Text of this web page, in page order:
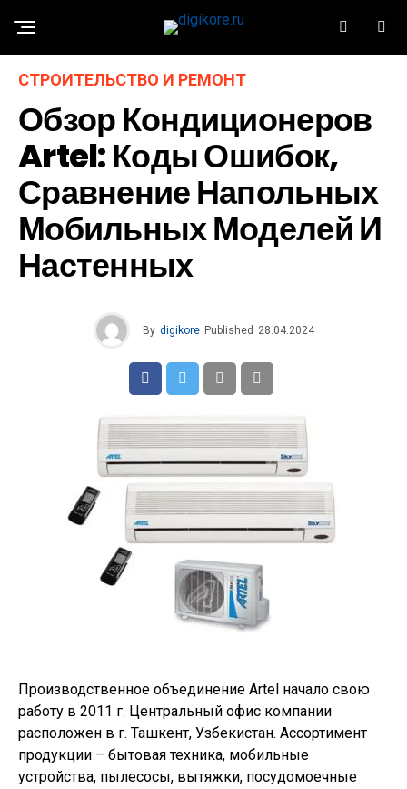
СТРОИТЕЛЬСТВО И РЕМОНТ
Обзор Кондиционеров
Artel: Коды Ошибок,
Сравнение Напольных
Мобильных Моделей И
Настенных
By digikore Published 28.04.2024
Производственное объединение Artel начало свою
работу в 2011 г. Центральный офис компании
расположен в г. Ташкент, Узбекистан. Ассортимент
продукции – бытовая техника, мобильные
устройства, пылесосы, вытяжки, посудомоечные